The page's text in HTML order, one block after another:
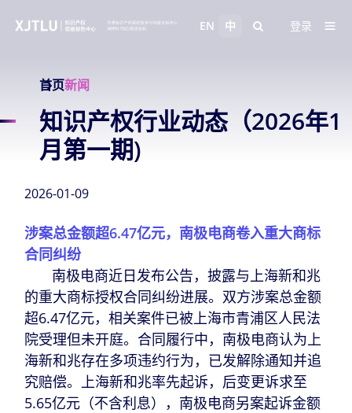
EN 中 登录
首页新闻
知识产权行业动态（2026年1
月第一期)
2026-01-09
涉案总金额超6.47亿元，南极电商卷入重大商标
合同纠纷
南极电商近日发布公告，披露与上海新和兆
的重大商标授权合同纠纷进展。双方涉案总金额
超6.47亿元，相关案件已被上海市青浦区人民法
院受理但未开庭。合同履行中，南极电商认为上
海新和兆存在多项违约行为，已发解除通知并追
究赔偿。上海新和兆率先起诉，后变更诉求至
5.65亿元（不含利息），南极电商另案起诉金额